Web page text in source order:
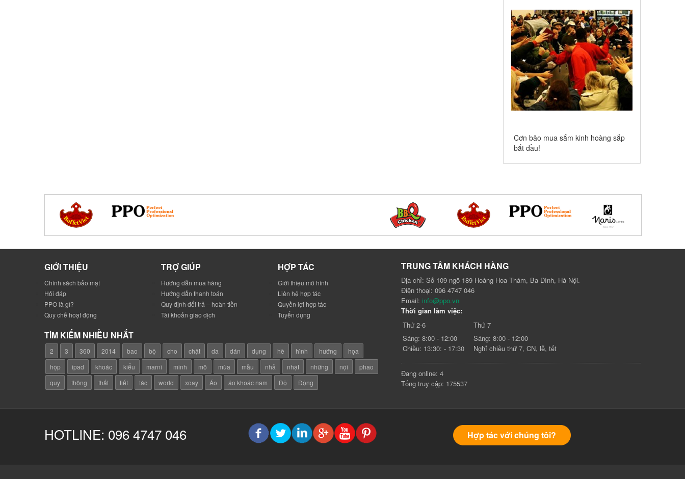
Cơn bão mua sắm kinh hoàng sắp
bắt đầu!
GIỚI THIỆU
Chính sách bảo mật
Hỏi đáp
PPO là gì?
Quy chế hoạt động
TRỢ GIÚP
Hướng dẫn mua hàng
Hướng dẫn thanh toán
Quy định đổi trả – hoàn tiền
Tài khoản giao dịch
HỢP TÁC
Giới thiệu mô hình
Liên hệ hợp tác
Quyền lợi hợp tác
Tuyển dụng
TÌM KIẾM NHIỀU NHẤT
2 3 360 2014 bao bộ cho chật da dán dụng hè hình hướng
họa
hộp
ipad khoác kiểu marni minh mô mùa mẫu nhả nhật những nội
phao
quy
thông thất tiết tác world xoay Áo áo khoác nam Độ Động
TRUNG TÂM KHÁCH HÀNG
Địa chỉ: Số 109 ngõ 189 Hoàng Hoa Thám, Ba Đình, Hà Nội.
Điện thoại: 096 4747 046
Email: info@ppo.vn
Thời gian làm việc:
Thứ 2-6
Thứ 7
Sáng: 8:00 - 12:00
Chiều: 13:30: - 17:30
Sáng: 8:00 - 12:00
Nghỉ chiều thứ 7, CN, lễ, tết
Đang online: 4
Tổng truy cập: 175537
HOTLINE: 096 4747 046 Hợp tác với chúng tôi?